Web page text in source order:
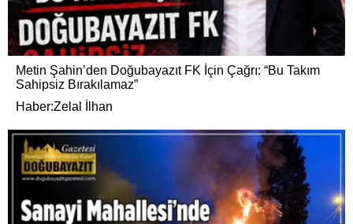
Metin Şahin’den Doğubayazıt FK İçin Çağrı: “Bu Takım
Sahipsiz Bırakılamaz”
Haber:Zelal İlhan